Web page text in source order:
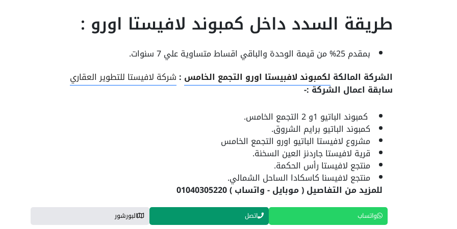
طريقة السدد داخل كمبوند لافيستا اورو :
بمقدم 25% من قيمة الوحدة والباقي اقساط متساوية علي 7 سنوات.
الشركة المالكة لكمبوند لافبيستا اورو التجمع الخامس : شركة لافيستا للتطوير العقاري
سابقة اعمال الشركة :-
كمبوند الباتيو 1و 2 التجمع الخامس.
كمبوند الباتيو برايم الشروق.
مشروع لافيستا الباتيو اورو التجمع الخامس
قرية لافيستا جاردنز العين السخنة.
منتجع لافيستا رأس الحكمة.
منتجع لافيسنا كاسكادا الساحل الشمالي.
للمزيد من التفاصيل ( موبايل - واتساب ) 01040305220
واتساب اتصل البورشور